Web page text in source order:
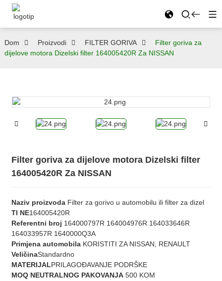
Dom Proizvodi FILTER GORIVA
Filter goriva za
dijelove motora Dizelski filter 164005420R Za NISSAN
Filter goriva za dijelove motora Dizelski filter
164005420R Za NISSAN
Naziv proizvodaFilter za gorivo u automobilu ili filter za dizel
TI NE164005420R
Referentni broj 164000797R 164004976R 164033646R
164033957R 1640000Q3A
Primjena automobilaKORISTITI ZA NISSAN, RENAULT
VeličinaStandardno
MATERIJALPRILAGOĐAVANJE PODRŠKE
MOQ NEUTRALNOG PAKOVANJA500 KOM